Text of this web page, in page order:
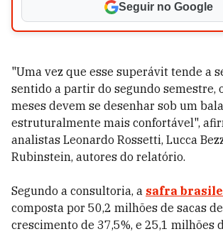
Seguir no Google
"Uma vez que esse superávit tende a
sentido a partir do segundo semestre,
meses devem se desenhar sob um
estruturalmente mais confortável",
analistas Leonardo Rossetti, Lucca
Rubinstein, autores do relatório.
Segundo a consultoria, a safra
composta por 50,2 milhões de sacas
crescimento de 37,5%, e 25,1 milhões